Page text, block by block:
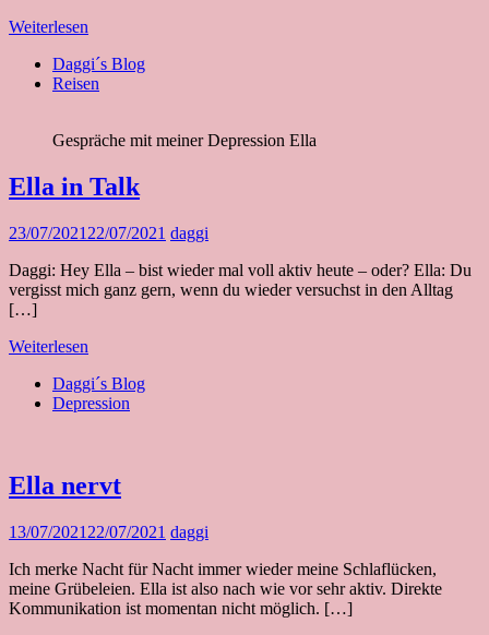
Weiterlesen
Daggi´s Blog
Reisen
Gespräche mit meiner Depression Ella
Ella in Talk
23/07/2021 22/07/2021 daggi
Daggi: Hey Ella – bist wieder mal voll aktiv heute – oder? Ella: Du
vergisst mich ganz gern, wenn du wieder versuchst in den Alltag
[…]
Weiterlesen
Daggi´s Blog
Depression
Ella nervt
13/07/2021 22/07/2021 daggi
Ich merke Nacht für Nacht immer wieder meine Schlaflücken,
meine Grübeleien. Ella ist also nach wie vor sehr aktiv. Direkte
Kommunikation ist momentan nicht möglich. […]